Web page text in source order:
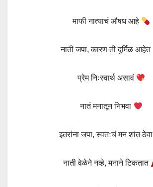
माफी नात्याचं औषध आहे
नाती जपा, कारण ती दुर्मिळ आहेत
प्रेम निःस्वार्थ असावं
नातं मनातून निभवा
इतरांना जपा, स्वतःचं मन शांत ठेवा
नाती वेळेने नव्हे, मनाने टिकतात